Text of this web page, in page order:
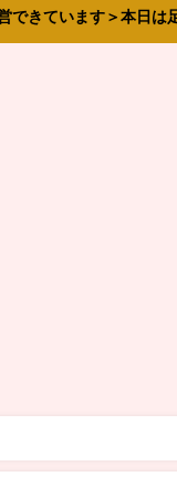
きています＞本日は